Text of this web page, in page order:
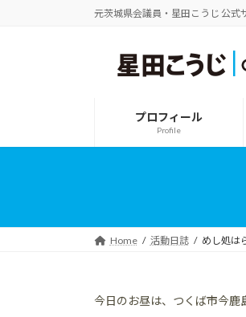
元茨城県会議員・星田こうじ 公式
プロフィール
Profile
Home 活動日誌 めし処は
今日のお昼は、つくば市今鹿